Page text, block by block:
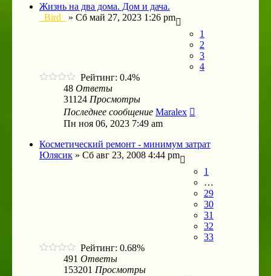
Жизнь на два дома. Дом и дача.
_Bird_
» Сб май 27, 2023 1:26 pm
1
2
3
4
Рейтинг: 0.4%
48 Ответы
31124 Просмотры
Последнее сообщение Maralex
Пн ноя 06, 2023 7:49 am
Косметический ремонт - минимум затрат
Юлясик » Сб авг 23, 2008 4:44 pm
1
…
29
30
31
32
33
Рейтинг: 0.68%
491 Ответы
153201 Просмотры